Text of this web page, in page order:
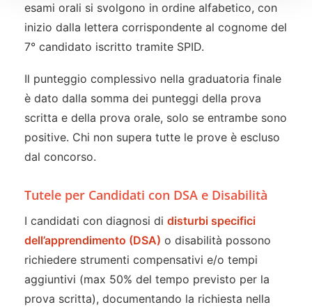
esami orali si svolgono in ordine alfabetico, con
inizio dalla lettera corrispondente al cognome del
7° candidato iscritto tramite SPID.
Il punteggio complessivo nella graduatoria finale
è dato dalla somma dei punteggi della prova
scritta e della prova orale, solo se entrambe sono
positive. Chi non supera tutte le prove è escluso
dal concorso.
Tutele per Candidati con DSA e Disabilità
I candidati con diagnosi di disturbi specifici
dell’apprendimento (DSA) o disabilità possono
richiedere strumenti compensativi e/o tempi
aggiuntivi (max 50% del tempo previsto per la
prova scritta), documentando la richiesta nella